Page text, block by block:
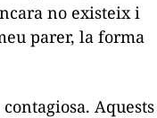
no existeix i
parer, la forma
Aquests